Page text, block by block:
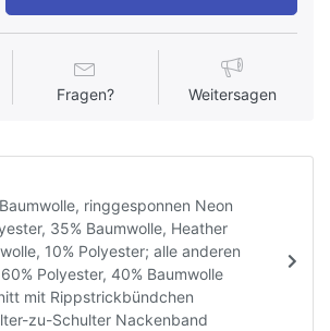
Fragen? Weitersagen
ringgesponnen Neon
35% Baumwolle, Heather
10% Polyester; alle anderen
Polyester, 40% Baumwolle
mit Rippstrickbündchen
zu-Schulter Nackenband